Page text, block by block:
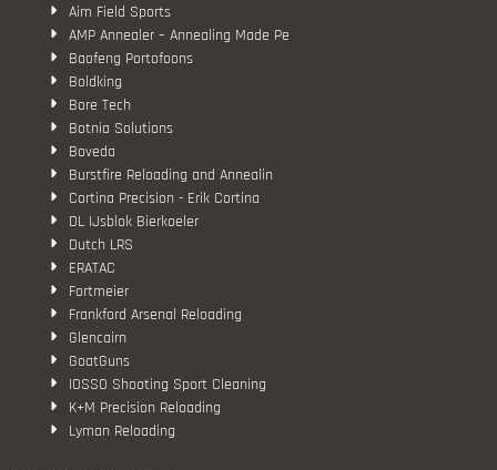
Aim Field Sports
AMP Annealer – Annealing Made Pe
Baofeng Portofoons
Boldking
Bore Tech
Botnia Solutions
Boveda
Burstfire Reloading and Annealin
Cortina Precision - Erik Cortina
DL IJsblok Bierkoeler
Dutch LRS
ERATAC
Fortmeier
Frankford Arsenal Reloading
Glencairn
GoatGuns
IOSSO Shooting Sport Cleaning
K+M Precision Reloading
Lyman Reloading